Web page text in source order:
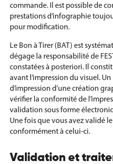
commande. Il est possible de
prestations d’infographie
pour modification.
Le Bon à Tirer (BAT) est
dégage la responsabilité de
constatées à posteriori. Il
avant l’impression du visuel.
d’impression d’une création
vérifier la conformité de
validation sous forme
Une fois que vous avez validé
conformément à celui-ci.
Validation et